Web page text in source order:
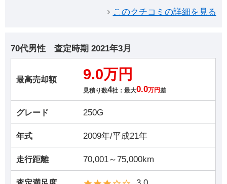
このクチコミの詳細を見る
70代男性 査定時期 2021年3月
最高売却額 9.0万円
見積り数4社：最大0.0万円 差
グレード 250G
年式 2009年/平成21年
走行距離 70,001～75,000km